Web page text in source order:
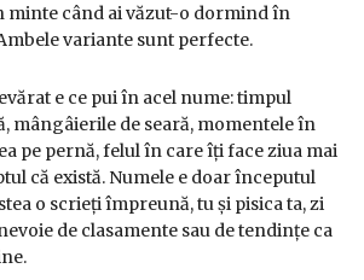
minte când ai văzut-o dormind în
variante sunt perfecte.
e ce pui în acel nume: timpul
mângâierile de seară, momentele în
pe pernă, felul în care îți face ziua mai
că există. Numele e doar începutul
o scrieți împreună, tu și pisica ta, zi
de clasamente sau de tendințe ca